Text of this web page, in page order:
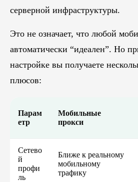
серверной инфраструктуры.
Это не означает, что любой
автоматически “идеален”. Но
настройке вы получаете
плюсов:
Парам
етр
Мобильные
прокси
Сетево
й
профи
ль
Ближе к реальному
мобильному
трафику